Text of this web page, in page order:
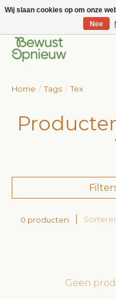
Wij bieden het grootste aanbod
Home / Tags / Tex
0 producten
Geen
Wij slaan cookies op om onze
Nee